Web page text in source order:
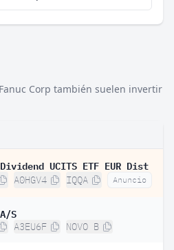
Corp también suelen invertir
UCITS ETF EUR Dist
A0HGV4 IQQA Anuncio
S
A3EU6F NOVO B